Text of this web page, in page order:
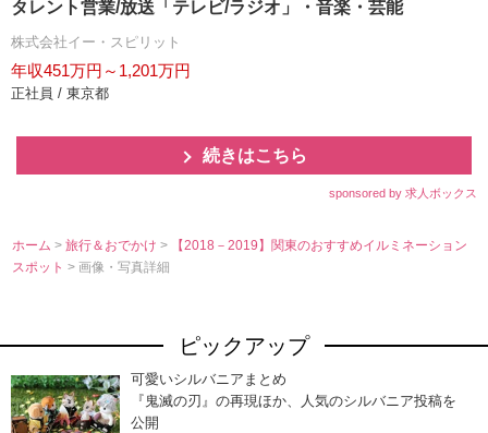
タレント営業/放送「テレビ/ラジオ」・音楽・芸能
株式会社イー・スピリット
年収451万円～1,201万円
正社員 / 東京都
続きはこちら
sponsored by 求人ボックス
ホーム >旅行＆おでかけ>
【2018－2019】関東のおすすめイルミネーション
スポット> 画像・写真詳細
ピックアップ
可愛いシルバニアまとめ
『鬼滅の刃』の再現ほか、人気のシルバニア投稿を
公開